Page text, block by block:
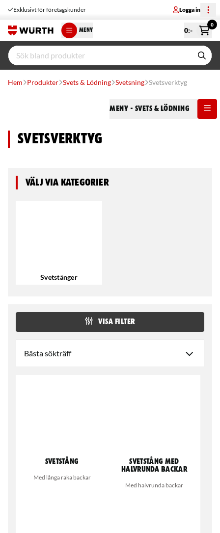
Exklusivt för företagskunder Logga in
MENY 0:-
0
Hem Produkter Svets & Lödning Svetsning Svetsverktyg
Meny - Svets & Lödning
Svetsverktyg
Välj via kategorier
Svetstänger
VISA FILTER
Svetstång
Med långa raka backar
Svetstång med
halvrunda backar
Med halvrunda backar